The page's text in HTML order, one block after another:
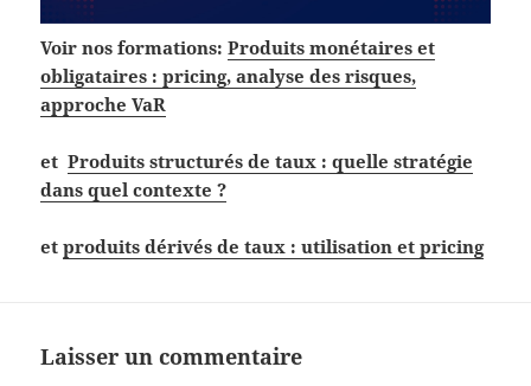
Voir nos formations:Produits monétaires et
obligataires : pricing, analyse des risques,
approche VaR
etProduits structurés de taux : quelle stratégie
dans quel contexte ?
etproduits dérivés de taux : utilisation et pricing
Laisser un commentaire